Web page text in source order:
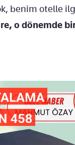
benim otelle
o dönemde